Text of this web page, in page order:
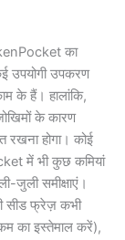
का
उपयोगी उपकरण
के हैं। हालांकि,
के कारण
रखना होगा। कोई
में भी कुछ कमियां
जुली समीक्षाएं।
सीड फ्रेज़ कभी
का इस्तेमाल करें),